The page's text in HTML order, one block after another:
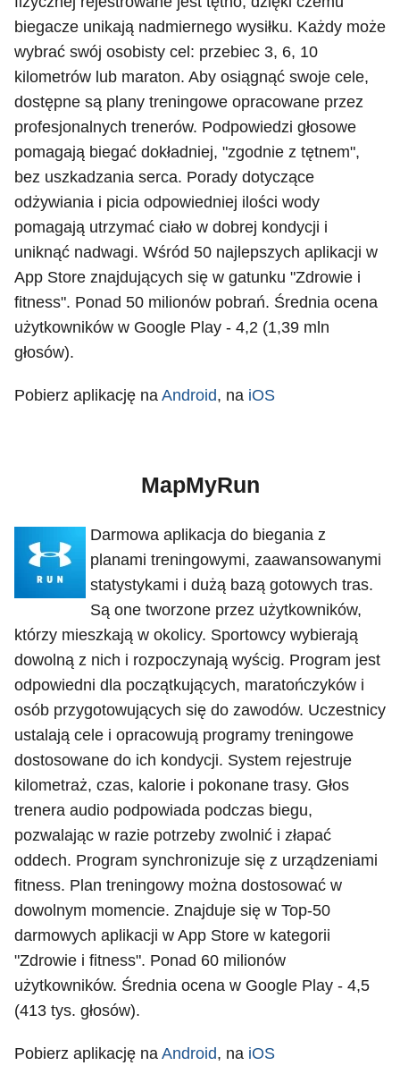
biegacze unikają nadmiernego wysiłku. Każdy może
wybrać swój osobisty cel: przebiec 3, 6, 10
kilometrów lub maraton. Aby osiągnąć swoje cele,
dostępne są plany treningowe opracowane przez
profesjonalnych trenerów. Podpowiedzi głosowe
pomagają biegać dokładniej, "zgodnie z tętnem",
bez uszkadzania serca. Porady dotyczące
odżywiania i picia odpowiedniej ilości wody
pomagają utrzymać ciało w dobrej kondycji i
uniknąć nadwagi. Wśród 50 najlepszych aplikacji w
App Store znajdujących się w gatunku "Zdrowie i
fitness". Ponad 50 milionów pobrań. Średnia ocena
użytkowników w Google Play - 4,2 (1,39 mln
głosów).
Pobierz aplikację na Android, na iOS
MapMyRun
Darmowa aplikacja do biegania z
planami treningowymi, zaawansowanymi
statystykami i dużą bazą gotowych tras.
Są one tworzone przez użytkowników,
którzy mieszkają w okolicy. Sportowcy wybierają
dowolną z nich i rozpoczynają wyścig. Program jest
odpowiedni dla początkujących, maratończyków i
osób przygotowujących się do zawodów. Uczestnicy
ustalają cele i opracowują programy treningowe
dostosowane do ich kondycji. System rejestruje
kilometraż, czas, kalorie i pokonane trasy. Głos
trenera audio podpowiada podczas biegu,
pozwalając w razie potrzeby zwolnić i złapać
oddech. Program synchronizuje się z urządzeniami
fitness. Plan treningowy można dostosować w
dowolnym momencie. Znajduje się w Top-50
darmowych aplikacji w App Store w kategorii
"Zdrowie i fitness". Ponad 60 milionów
użytkowników. Średnia ocena w Google Play - 4,5
(413 tys. głosów).
Pobierz aplikację na Android, na iOS